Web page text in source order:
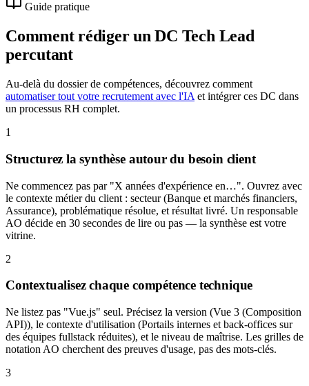
Guide pratique
Comment rédiger un DC Tech Lead
percutant
Au-delà du dossier de compétences, découvrez comment
automatiser tout votre recrutement avec l'IA et intégrer ces DC dans
un processus RH complet.
1
Structurez la synthèse autour du besoin client
Ne commencez pas par "X années d'expérience en…". Ouvrez avec
le contexte métier du client : secteur (Banque et marchés financiers,
Assurance), problématique résolue, et résultat livré. Un responsable
AO décide en 30 secondes de lire ou pas — la synthèse est votre
vitrine.
2
Contextualisez chaque compétence technique
Ne listez pas "Vue.js" seul. Précisez la version (Vue 3 (Composition
API)), le contexte d'utilisation (Portails internes et back-offices sur
des équipes fullstack réduites), et le niveau de maîtrise. Les grilles de
notation AO cherchent des preuves d'usage, pas des mots-clés.
3